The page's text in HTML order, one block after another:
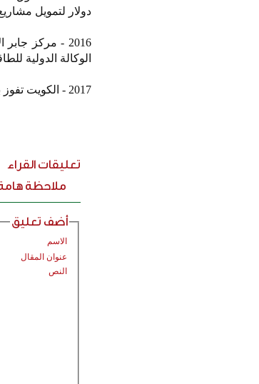
دولار لتمويل
2016 - مركز
الوكالة الدولية
2017 - الكويت تفوز بعضوية لجنة الموافقة على الصندوق المالي من أجل مكافحة المنشطات الرياضية.
تعليقات القراء
ملاحظة
أضف تعليق
الاسم
عنوان المقال
النص